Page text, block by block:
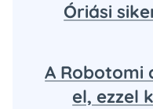
Óriási
A Robotomi
el, ezzel